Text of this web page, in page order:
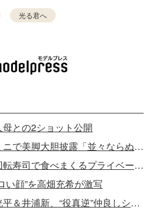
光る君へ
母との2ショット公開
【写真】高畑充希、超ミニで美脚大胆披露「並々ならぬ気合い」
三浦春馬、高畑充希と回転寿司で食べまくるプライベートショット
い顔”を高畑充希が激写
【写真】「最愛」松下洸平＆井浦新、“役真逆”仲良しショットにファン歓喜